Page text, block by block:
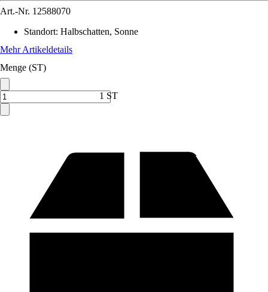
Art.-Nr. 12588070
Standort: Halbschatten, Sonne
Mehr Artikeldetails
Menge (ST)
1 ST